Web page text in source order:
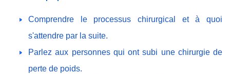
Comprendre le processus chirurgical et à quoi
s'attendre par la suite.
Parlez aux personnes qui ont subi une chirurgie de
perte de poids.